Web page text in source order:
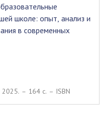
школе: опыт, анализ и
в современных
2025. – 164 c. – ISBN